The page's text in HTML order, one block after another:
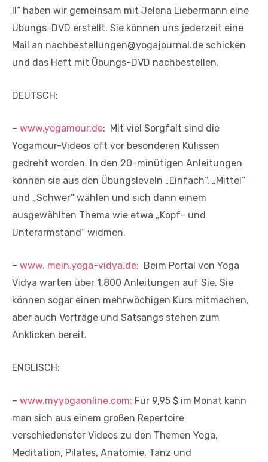
II“ haben wir gemeinsam mit Jelena Liebermann eine
Übungs-DVD erstellt. Sie können uns jederzeit eine
Mail an nachbestellungen@yogajournal.de schicken
und das Heft mit Übungs-DVD nachbestellen.
DEUTSCH:
– www.yogamour.de: Mit viel Sorgfalt sind die
Yogamour-Videos oft vor besonderen Kulissen
gedreht worden. In den 20-minütigen Anleitungen
können sie aus den Übungsleveln „Einfach“, „Mittel“
und „Schwer“ wählen und sich dann einem
ausgewählten Thema wie etwa „Kopf- und
Unterarmstand“ widmen.
– www. mein.yoga-vidya.de: Beim Portal von Yoga
Vidya warten über 1.800 Anleitungen auf Sie. Sie
können sogar einen mehrwöchigen Kurs mitmachen,
aber auch Vorträge und Satsangs stehen zum
Anklicken bereit.
ENGLISCH:
– www.myyogaonline.com: Für 9,95 $ im Monat kann
man sich aus einem großen Repertoire
verschiedenster Videos zu den Themen Yoga,
Meditation, Pilates, Anatomie, Tanz und